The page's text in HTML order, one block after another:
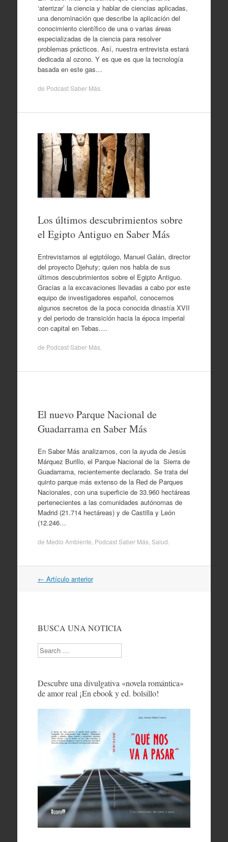
‘aterrizar’ la ciencia y hablar de ciencias aplicadas,
una denominación que describe la aplicación del
conocimiento científico de una o varias áreas
especializadas de la ciencia para resolver
problemas prácticos. Así, nuestra entrevista estará
dedicada al ozono. Y es que es que la tecnología
basada en este gas…
de Podcast Saber Más.
Los últimos descubrimientos sobre
el Egipto Antiguo en Saber Más
Entrevistamos al egiptólogo, Manuel Galán, director
del proyecto Djehuty; quien nos habla de sus
últimos descubrimientos sobre el Egipto Antiguo.
Gracias a la excavaciones llevadas a cabo por este
equipo de investigadores español, conocemos
algunos secretos de la poca conocida dinastía XVII
y del periodo de transición hacia la época imperial
con capital en Tebas.…
de Podcast Saber Más.
El nuevo Parque Nacional de
Guadarrama en Saber Más
En Saber Más analizamos, con la ayuda de Jesús
Márquez Burillo, el Parque Nacional de la Sierra de
Guadarrama, recientemente declarado. Se trata del
quinto parque más extenso de la Red de Parques
Nacionales, con una superficie de 33.960 hectáreas
pertenecientes a las comunidades autónomas de
Madrid (21.714 hectáreas) y de Castilla y León
(12.246…
de Medio Ambiente Podcast Saber Más, Salud
Navegación
← Artículo anterior
BUSCA UNA NOTICIA
Search
Descubre una divulgativa «novela romántica»
de amor real ¡En ebook y ed. bolsillo!